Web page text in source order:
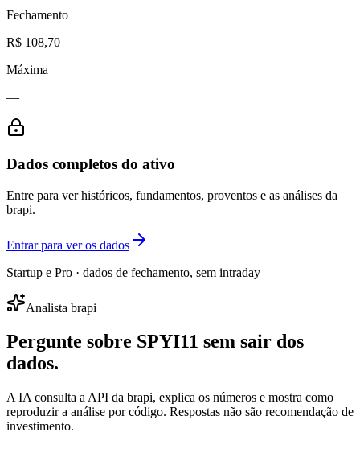
Fechamento
R$ 108,70
Máxima
—
Dados completos do ativo
Entre para ver históricos, fundamentos, proventos e as análises da
brapi.
Entrar para ver os dados
Startup e Pro · dados de fechamento, sem intraday
Analista brapi
Pergunte sobre SPYI11 sem sair dos
dados.
A IA consulta a API da brapi, explica os números e mostra como
reproduzir a análise por código. Respostas não são recomendação de
investimento.